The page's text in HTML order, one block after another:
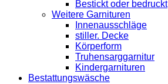
Bestickt oder bedruckt
Weitere Garnituren
Innenausschläge
stiller. Decke
Körperform
Truhensarggarnitur
Kindergarnituren
Bestattungswäsche